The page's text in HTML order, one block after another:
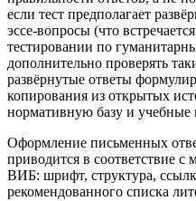
если тест предполагает
эссе-вопросы (что
тестировании по
дополнительно проверять
развёрнутые ответы
копирования из открытых
нормативную базу и учебные
Оформление письменных
приводится в соответствие
ВИБ: шрифт, структура,
рекомендованного списка